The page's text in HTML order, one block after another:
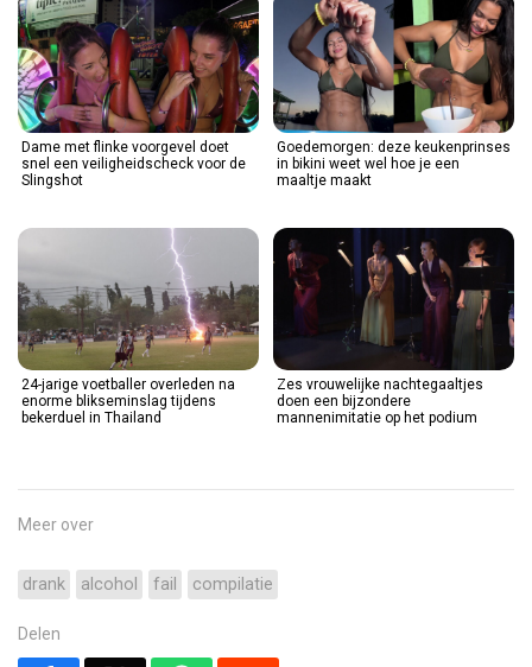
Dame met flinke voorgevel doet
snel een veiligheidscheck voor de
Slingshot
Goedemorgen: deze keukenprinses
in bikini weet wel hoe je een
maaltje maakt
24-jarige voetballer overleden na
enorme blikseminslag tijdens
bekerduel in Thailand
Zes vrouwelijke nachtegaaltjes
doen een bijzondere
mannenimitatie op het podium
Meer over
drank alcohol fail compilatie
Delen